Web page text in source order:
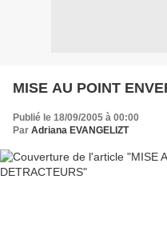
MISE AU POINT
Publié le 18/09/2005 à 00:00
Par Adriana EVANGELIZT